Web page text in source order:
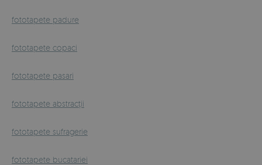
fototapete padure
fototapete copaci
fototapete pasari
fototapete abstracții
fototapete sufragerie
fototapete bucatariei